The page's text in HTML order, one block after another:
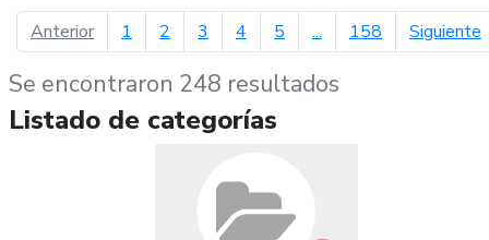
Anteriorpágina anterior
1 2 3 4 5 ... 158 Siguiente
Se encontraron 248 resultados
Listado de categorías